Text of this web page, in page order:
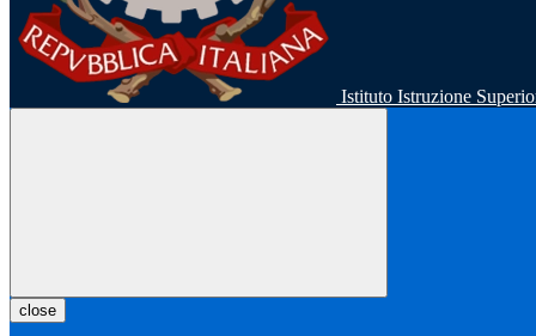
Istituto Istruzione
close